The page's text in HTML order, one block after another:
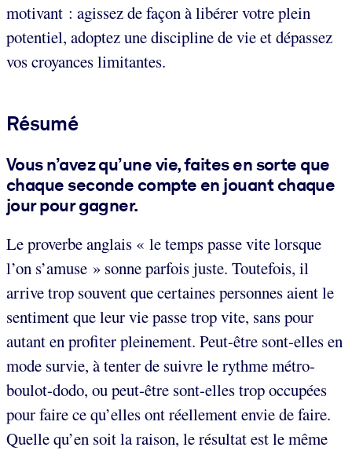
motivant : agissez de façon à libérer votre plein
potentiel, adoptez une discipline de vie et dépassez
vos croyances limitantes.
Résumé
Vous n’avez qu’une vie, faites en sorte que
chaque seconde compte en jouant chaque
jour pour gagner.
Le proverbe anglais « le temps passe vite lorsque
l’on s’amuse » sonne parfois juste. Toutefois, il
arrive trop souvent que certaines personnes aient le
sentiment que leur vie passe trop vite, sans pour
autant en profiter pleinement. Peut-être sont-elles en
mode survie, à tenter de suivre le rythme métro-
boulot-dodo, ou peut-être sont-elles trop occupées
pour faire ce qu’elles ont réellement envie de faire.
Quelle qu’en soit la raison, le résultat est le même